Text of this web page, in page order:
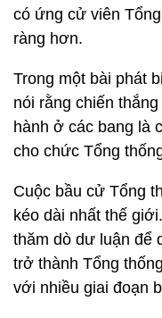
có ứng cử viên
ràng hơn.
Trong một bài phát
nói rằng chiến
hành ở các bang là
cho chức Tổng
Cuộc bầu cử Tổng
kéo dài nhất thế
thăm dò dư luận để
trở thành Tổng
với nhiều giai đoạn